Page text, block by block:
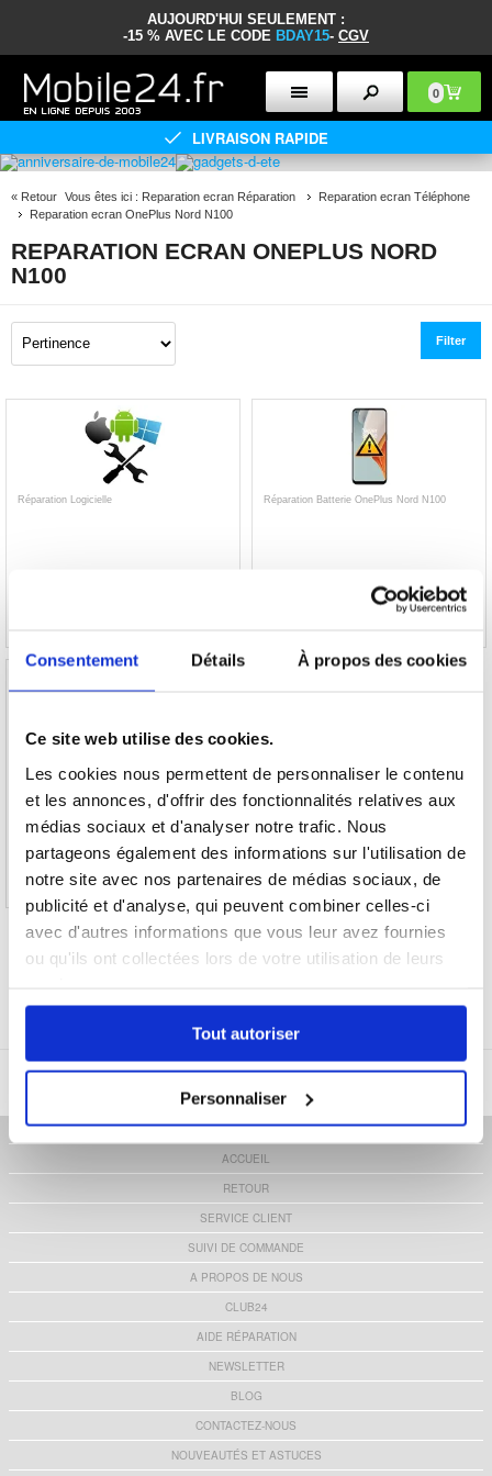
Consentement Détails À propos des cookies
Ce site web utilise des cookies.
Les cookies nous permettent de personnaliser le contenu
et les annonces, d'offrir des fonctionnalités relatives aux
médias sociaux et d'analyser notre trafic. Nous
partageons également des informations sur l'utilisation de
notre site avec nos partenaires de médias sociaux, de
publicité et d'analyse, qui peuvent combiner celles-ci
avec d'autres informations que vous leur avez fournies
ou qu'ils ont collectées lors de votre utilisation de leurs
Tout autoriser
Personnaliser
AUJOURD'HUI SEULEMENT :
-15 % AVEC LE CODE BDAY15- CGV
0
LIVRAISON RAPIDE
« Retour Vous êtes ici : Reparation ecran Réparation
Reparation ecran Téléphone
Reparation ecran OnePlus Nord N100
REPARATION ECRAN ONEPLUS NORD
N100
Filter
Réparation Logicielle Réparation Batterie OnePlus Nord N100
RÉFÉRENCE: 991628
OnePlus Nord N100 - Noir
93,80 EUR
RÉFÉRENCE: 991629
MTP DK APS | KARLEBOVEJ 59 | 3400 HILLERØD, DANEMARK
|
VAT: DK 37860220
| SERVICE.CLIENT@MOBILE24.FR
ACCUEIL
RETOUR
SERVICE CLIENT
SUIVI DE COMMANDE
A PROPOS DE NOUS
CLUB24
AIDE RÉPARATION
NEWSLETTER
BLOG
CONTACTEZ-NOUS
NOUVEAUTÉS ET ASTUCES